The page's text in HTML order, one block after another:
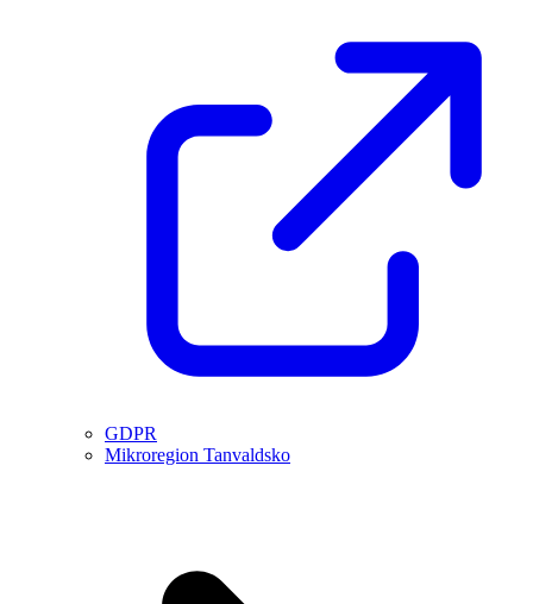
GDPR
Mikroregion Tanvaldsko